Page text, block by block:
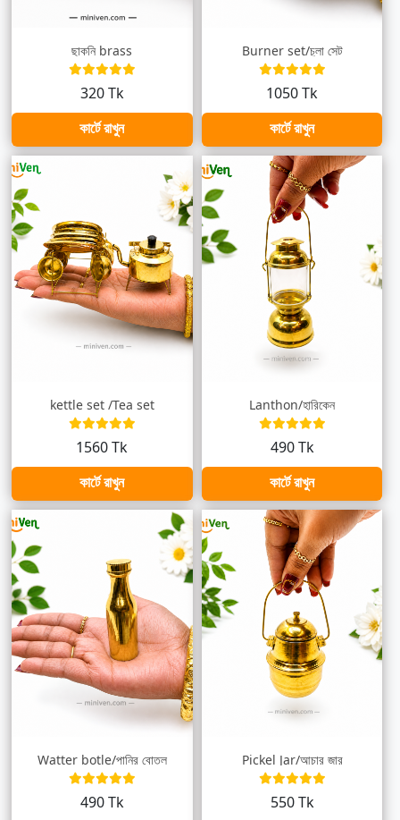
ছাকনি brass
320 Tk
কার্টে রাখুন
Burner set/চুলা সেট
1050 Tk
কার্টে রাখুন
kettle set /Tea set
1560 Tk
কার্টে রাখুন
Lanthon/হারিকেন
490 Tk
কার্টে রাখুন
Watter botle/পানির বোতল
490 Tk
Pickel Jar/আচার জার
550 Tk